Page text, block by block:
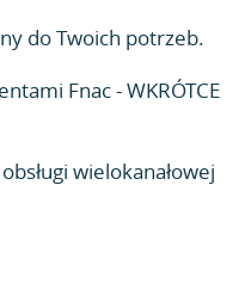
do Twoich potrzeb.
Fnac - WKRÓTCE
wielokanałowej